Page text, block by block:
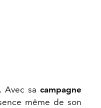
Avec sa campagne
même de son